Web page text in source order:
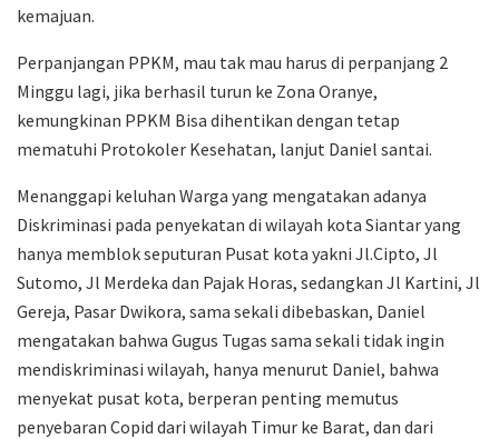
kemajuan.
Perpanjangan PPKM, mau tak mau harus di perpanjang 2
Minggu lagi, jika berhasil turun ke Zona Oranye,
kemungkinan PPKM Bisa dihentikan dengan tetap
mematuhi Protokoler Kesehatan, lanjut Daniel santai.
Menanggapi keluhan Warga yang mengatakan adanya
Diskriminasi pada penyekatan di wilayah kota Siantar yang
hanya memblok seputuran Pusat kota yakni Jl.Cipto, Jl
Sutomo, Jl Merdeka dan Pajak Horas, sedangkan Jl Kartini, Jl
Gereja, Pasar Dwikora, sama sekali dibebaskan, Daniel
mengatakan bahwa Gugus Tugas sama sekali tidak ingin
mendiskriminasi wilayah, hanya menurut Daniel, bahwa
menyekat pusat kota, berperan penting memutus
penyebaran Copid dari wilayah Timur ke Barat, dan dari